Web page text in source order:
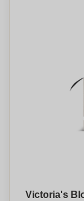
Victoria's